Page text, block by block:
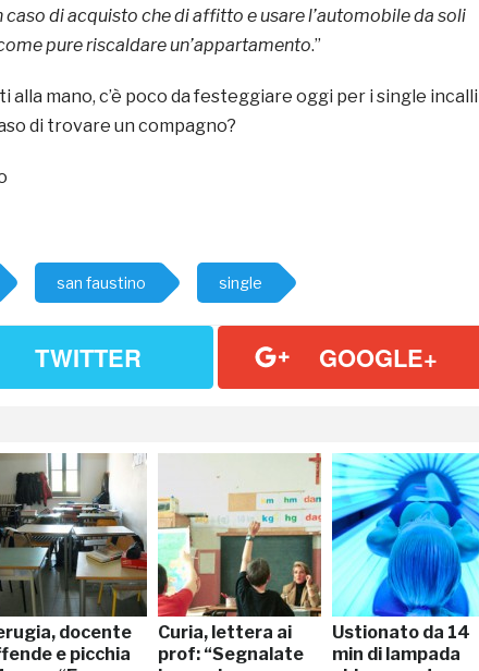
caso di acquisto che di affitto e usare l’automobile da soli
pure riscaldare un’appartamento.”
alla mano, c’è poco da festeggiare oggi per i single
di trovare un compagno?
san faustino single
TWITTER GOOGLE+
docente
e picchia
Curia, lettera ai
prof: “Segnalate
Ustionato da 14
min di lampada